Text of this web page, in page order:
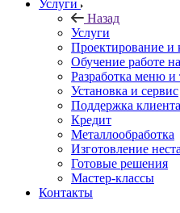
Услуги
Назад
Услуги
Проектирование и
Обучение работе
Разработка меню и
Установка и сервис
Поддержка клиента
Кредит
Металлообработка
Изготовление
Готовые решения
Мастер-классы
Контакты